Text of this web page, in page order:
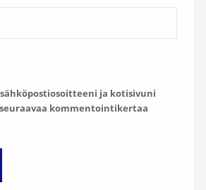
ja kotisivuni
kommentointikertaa